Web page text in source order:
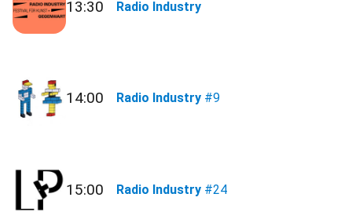
13:30 Radio Industry
14:00 Radio Industry #9
15:00 Radio Industry #24